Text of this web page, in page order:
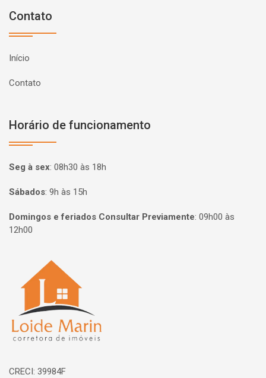
Contato
Início
Contato
Horário de funcionamento
Seg à sex: 08h30 às 18h
Sábados: 9h às 15h
Domingos e feriados Consultar Previamente: 09h00 às
12h00
Página inicial
CRECI: 39984F